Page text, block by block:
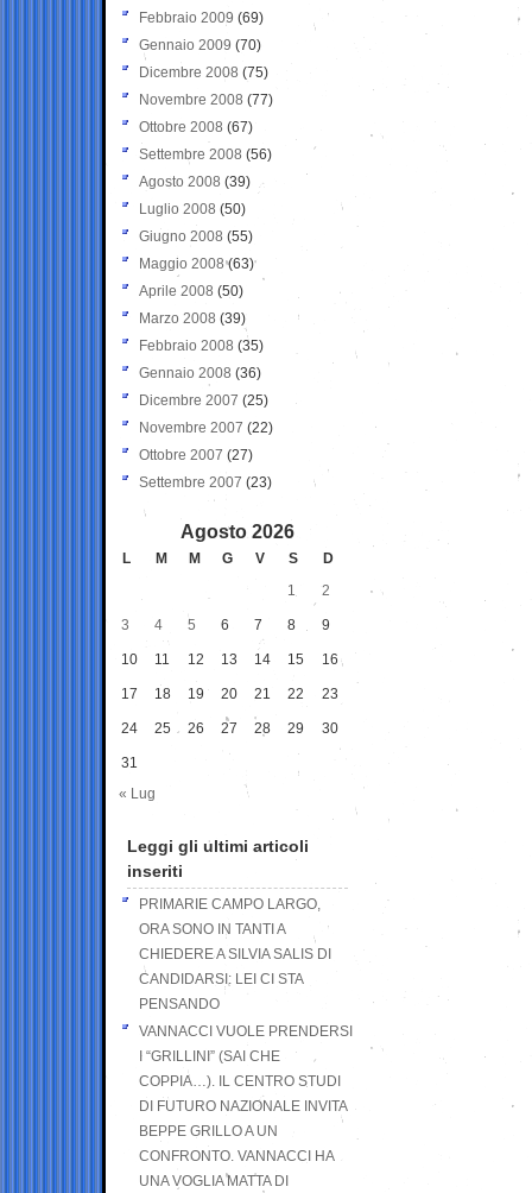
Febbraio 2009 (69)
Gennaio 2009 (70)
Dicembre 2008 (75)
Novembre 2008 (77)
Ottobre 2008 (67)
Settembre 2008 (56)
Agosto 2008 (39)
Luglio 2008 (50)
Giugno 2008 (55)
Maggio 2008(63)
Aprile 2008 (50)
Marzo 2008 (39)
Febbraio 2008 (35)
Gennaio 2008 (36)
Dicembre 2007 (25)
Novembre 2007 (22)
Ottobre 2007 (27)
Settembre 2007 (23)
Agosto 2026
L M M G V S
D
1
2
3 4 5 6 7 8 9
10 11 12 13 14 15 16
17 18 19 20 21 22 23
24 25 26 27 28 29 30
31
« Lug
Leggi gli ultimi articoli
inseriti
PRIMARIE CAMPO LARGO,
ORA SONO IN TANTI A
CHIEDERE A SILVIA SALIS DI
CANDIDARSI: LEI CI STA
PENSANDO
VANNACCI VUOLE PRENDERSI
I “GRILLINI” (SAI CHE
COPPIA…). IL CENTRO STUDI
DI FUTURO NAZIONALE INVITA
BEPPE GRILLO A UN
CONFRONTO. VANNACCI HA
UNA VOGLIA MATTA DI